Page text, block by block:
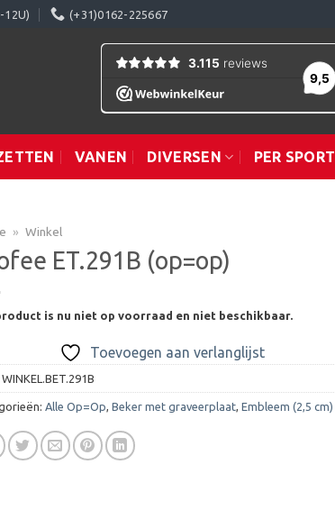
12U) (+31)0162-225667
VANEN DIVERSEN PER SPORT
» Winkel
ET.291B (op=op)
is nu niet op voorraad en niet beschikbaar.
Toevoegen aan verlanglijst
WINKEL.BET.291B
Alle Op=Op Beker met graveerplaat Embleem (2,5 cm)